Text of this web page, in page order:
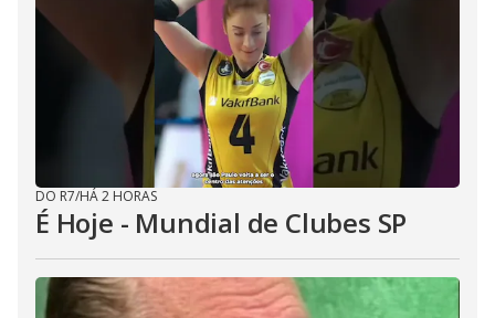
DO R7/HÁ 2 HORAS
É Hoje - Mundial de Clubes SP